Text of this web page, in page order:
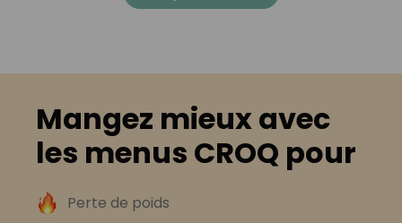
Mangez mieux avec
les menus CROQ pour
Perte de poids